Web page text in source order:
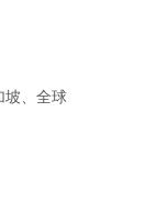
坡、全球